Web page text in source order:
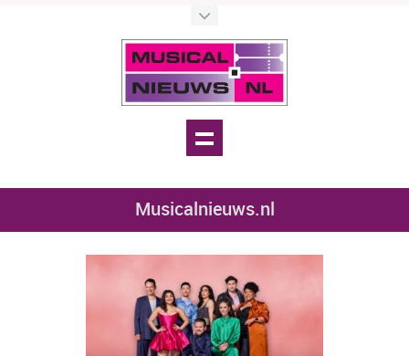
Musicalnieuws.nl